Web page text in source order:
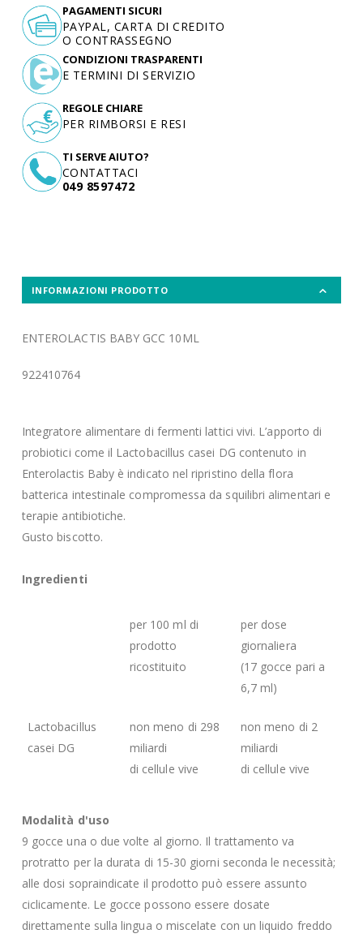
TI SERVE AIUTO?
CONTATTACI
049 8597472
PAGAMENTI SICURI
PAYPAL, CARTA DI CREDITO
O CONTRASSEGNO
CONDIZIONI TRASPARENTI
E TERMINI DI SERVIZIO
REGOLE CHIARE
PER RIMBORSI E RESI
INFORMAZIONI PRODOTTO
ENTEROLACTIS BABY GCC 10ML
922410764
Integratore alimentare di fermenti lattici vivi. L’apporto di
probiotici come il Lactobacillus casei DG contenuto in
Enterolactis Baby è indicato nel ripristino della flora
batterica intestinale compromessa da squilibri alimentari e
terapie antibiotiche.
Gusto biscotto.
Ingredienti
per 100 ml di
prodotto
ricostituito
per dose
giornaliera
(17 gocce pari a
6,7 ml)
Lactobacillus
casei DG
non meno di 298
miliardi
di cellule vive
non meno di 2
miliardi
di cellule vive
Modalità d'uso
9 gocce una o due volte al giorno. Il trattamento va
protratto per la durata di 15-30 giorni seconda le necessità;
alle dosi sopraindicate il prodotto può essere assunto
ciclicamente. Le gocce possono essere dosate
direttamente sulla lingua o miscelate con un liquido freddo